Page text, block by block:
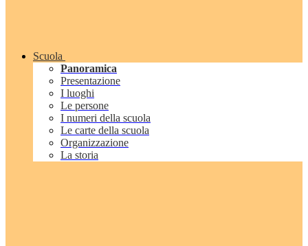
Scuola
Panoramica
Presentazione
I luoghi
Le persone
I numeri della scuola
Le carte della scuola
Organizzazione
La storia